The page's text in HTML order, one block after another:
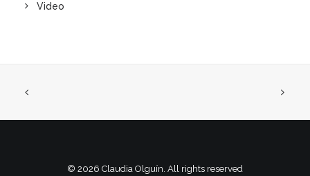
Video
© 2026 Claudia Olguín. All rights reserved